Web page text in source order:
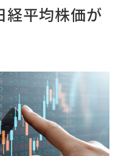
ン
経平均株価が